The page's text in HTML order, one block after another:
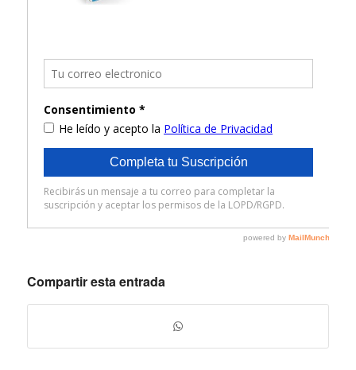
Compartir esta entrada